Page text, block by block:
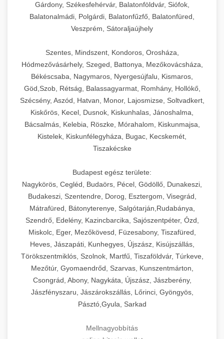
Gárdony, Székesfehérvár, Balatonföldvár, Siófok,
Balatonalmádi, Polgárdi, Balatonfűzfő, Balatonfüred,
Veszprém, Sátoraljaújhely
Szentes, Mindszent, Kondoros, Orosháza,
Hódmezővásárhely, Szeged, Battonya, Mezőkovácsháza,
Békéscsaba, Nagymaros, Nyergesújfalu, Kismaros,
Göd,Szob, Rétság, Balassagyarmat, Romhány, Hollókő,
Szécsény, Aszód, Hatvan, Monor, Lajosmizse, Soltvadkert,
Kiskőrös, Kecel, Dusnok, Kiskunhalas, Jánoshalma,
Bácsalmás, Kelebia, Röszke, Mórahalom, Kiskunmajsa,
Kistelek, Kiskunfélegyháza, Bugac, Kecskemét,
Tiszakécske
Budapest egész területe:
Nagykörös, Cegléd, Budaörs, Pécel, Gödöllő, Dunakeszi,
Budakeszi, Szentendre, Dorog, Esztergom, Visegrád,
Mátrafüred, Bátonyterenye, Salgótarján,Rudabánya,
Szendrő, Edelény, Kazincbarcika, Sajószentpéter, Ózd,
Miskolc, Eger, Mezőkövesd, Füzesabony, Tiszafüred,
Heves, Jászapáti, Kunhegyes, Újszász, Kisújszállás,
Törökszentmiklós, Szolnok, Martfű, Tiszaföldvár, Túrkeve,
Mezőtúr, Gyomaendrőd, Szarvas, Kunszentmárton,
Csongrád, Abony, Nagykáta, Újszász, Jászberény,
Jászfényszaru, Jászárokszállás, Lőrinci, Gyöngyös,
Pásztó,Gyula, Sarkad
Mellnagyobbítás